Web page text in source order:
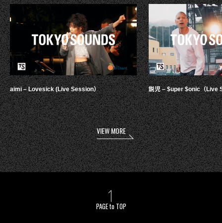
aimi – Lovesick (Live Session） 鋭児 – $uper $onic（Live
VIEW MORE
PAGE to TOP